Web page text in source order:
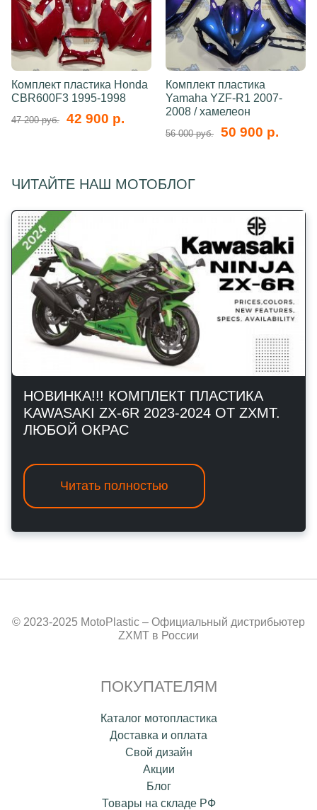
Комплект пластика Honda
CBR600F3 1995-1998
47 200 руб. 42 900 р.
Комплект пластика
Yamaha YZF-R1 2007-
2008 / хамелеон
56 000 руб. 50 900 р.
ЧИТАЙТЕ НАШ МОТОБЛОГ
НОВИНКА!!! КОМПЛЕКТ ПЛАСТИКА
KAWASAKI ZX-6R 2023-2024 ОТ ZXMT.
ЛЮБОЙ ОКРАС
Читать полностью
© 2023-2025 MotoPlastic – Официальный дистрибьютер
ZXMT в России
ПОКУПАТЕЛЯМ
Каталог мотопластика
Доставка и оплата
Свой дизайн
Акции
Блог
Товары на складе РФ